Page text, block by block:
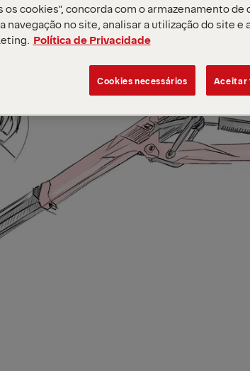
cookies", concorda com o armazenamento de
no site, analisar a utilização do site e
Política de Privacidade
Cookies necessários Aceitar